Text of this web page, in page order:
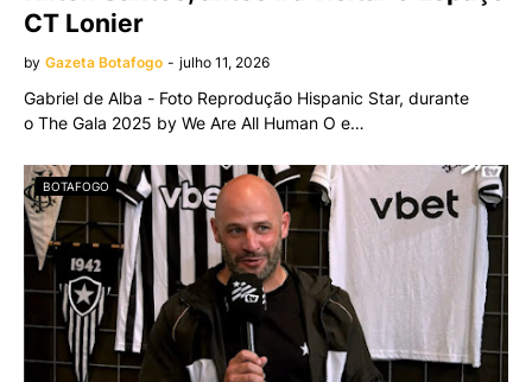
CT Lonier
by Gazeta Botafogo - julho 11, 2026
Gabriel de Alba - Foto Reprodução Hispanic Star, durante
o The Gala 2025 by We Are All Human O e…
BOTAFOGO